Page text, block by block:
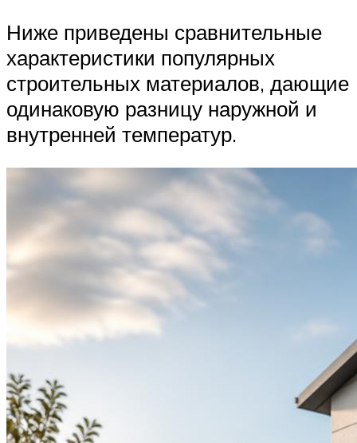
Ниже приведены сравнительные
характеристики популярных
строительных материалов, дающие
одинаковую разницу наружной и
внутренней температур.